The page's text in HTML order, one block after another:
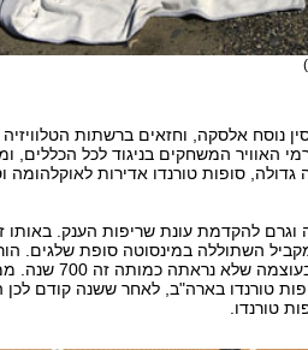
נוסח אלסקה, וחזאים ברשתות
האוויר המשחקים בניגוד לכל הכללים,
גדולה, סופות טורנדו אדירות לאוקלהומה
וגרם להקדמת עונת שריפות הענק. באותו
השתוללה במינסוטה סופת שלגים.
השנה היו רק 217 סופות טורנדו בארה"ב, לאחר ששנה קודם